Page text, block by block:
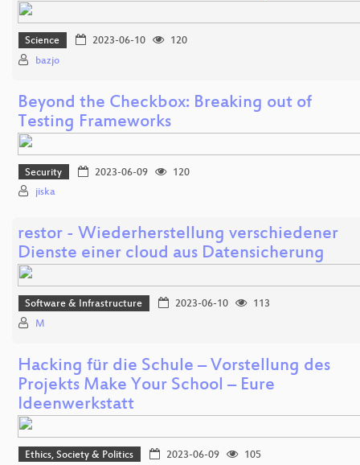
Science 2023-06-10
120
bazjo
Beyond the Checkbox: Breaking out of
Testing Frameworks
Security 2023-06-09
120
jiska
restor - Wiederherstellung verschiedener
Dienste einer cloud aus Datensicherung
Software & Infrastructure 2023-06-10
113
M
Hacking für die Schule – Vorstellung des
Projekts Make Your School – Eure
Ideenwerkstatt
Ethics, Society & Politics 2023-06-09 105